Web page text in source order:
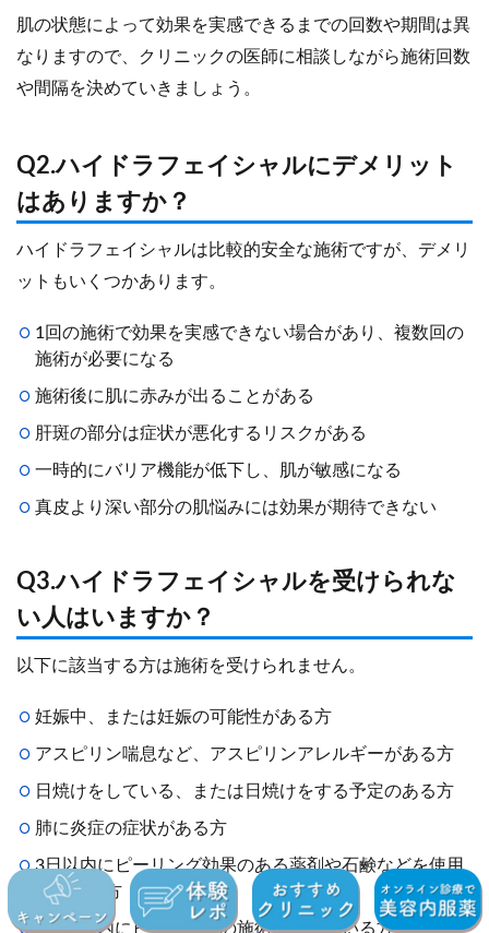
肌の状態によって効果を実感できるまでの回数や期間は異
なりますので、クリニックの医師に相談しながら施術回数
や間隔を決めていきましょう。
Q2.ハイドラフェイシャルにデメリット
はありますか？
ハイドラフェイシャルは比較的安全な施術ですが、デメリ
ットもいくつかあります。
1回の施術で効果を実感できない場合があり、複数回の
施術が必要になる
施術後に肌に赤みが出ることがある
肝斑の部分は症状が悪化するリスクがある
一時的にバリア機能が低下し、肌が敏感になる
真皮より深い部分の肌悩みには効果が期待できない
Q3.ハイドラフェイシャルを受けられな
い人はいますか？
以下に該当する方は施術を受けられません。
妊娠中、または妊娠の可能性がある方
アスピリン喘息など、アスピリンアレルギーがある方
日焼けをしている、または日焼けをする予定のある方
肺に炎症の症状がある方
3日以内にピーリング効果のある薬剤や石鹸などを使用
している方
1ヶ月以内にピーリングの施術を受けている方